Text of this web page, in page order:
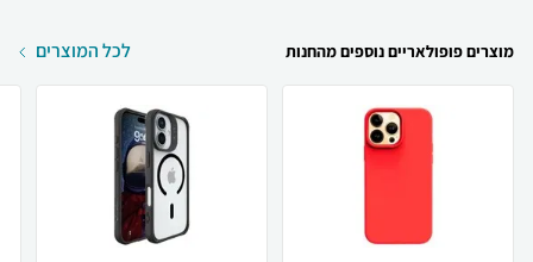
מוצרים פופולאריים נוספים מהחנות לכל המוצרים